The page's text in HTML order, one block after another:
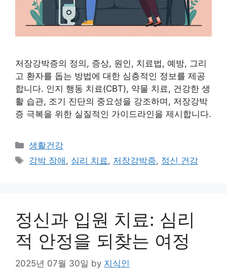
저장강박증의 정의, 증상, 원인, 치료법, 예방, 그리
고 환자를 돕는 방법에 대한 심층적인 정보를 제공
합니다. 인지 행동 치료(CBT), 약물 치료, 건강한 생
활 습관, 조기 진단의 중요성을 강조하며, 저장강박
증 극복을 위한 실질적인 가이드라인을 제시합니다.
Categories
생활건강
Tags
강박 장애 , 심리 치료, 저장강박증, 정신 건강
정신과 입원 치료: 심리
적 안정을 되찾는 여정
2025년 07월 30일 by 지식인